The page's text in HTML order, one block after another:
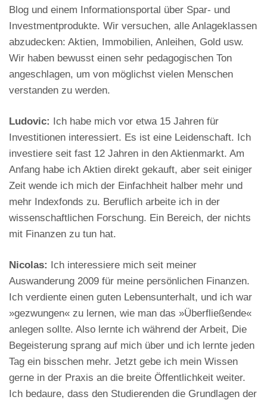
Blog und einem Informationsportal über Spar- und
Investmentprodukte. Wir versuchen, alle Anlageklassen
abzudecken: Aktien, Immobilien, Anleihen, Gold usw.
Wir haben bewusst einen sehr pedagogischen Ton
angeschlagen, um von möglichst vielen Menschen
verstanden zu werden.
Ludovic: Ich habe mich vor etwa 15 Jahren für
Investitionen interessiert. Es ist eine Leidenschaft. Ich
investiere seit fast 12 Jahren in den Aktienmarkt. Am
Anfang habe ich Aktien direkt gekauft, aber seit einiger
Zeit wende ich mich der Einfachheit halber mehr und
mehr Indexfonds zu. Beruflich arbeite ich in der
wissenschaftlichen Forschung. Ein Bereich, der nichts
mit Finanzen zu tun hat.
Nicolas: Ich interessiere mich seit meiner
Auswanderung 2009 für meine persönlichen Finanzen.
Ich verdiente einen guten Lebensunterhalt, und ich war
»gezwungen« zu lernen, wie man das »Überfließende«
anlegen sollte. Also lernte ich während der Arbeit, Die
Begeisterung sprang auf mich über und ich lernte jeden
Tag ein bisschen mehr. Jetzt gebe ich mein Wissen
gerne in der Praxis an die breite Öffentlichkeit weiter.
Ich bedaure, dass den Studierenden die Grundlagen der